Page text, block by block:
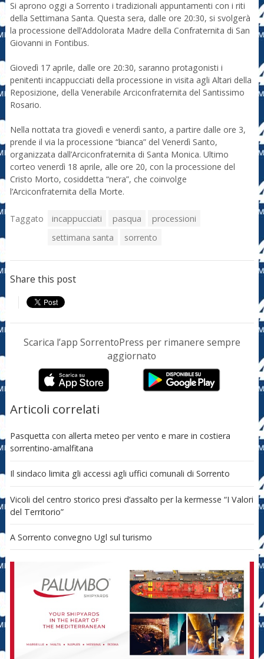
Si aprono oggi a Sorrento i tradizionali appuntamenti con i riti
della Settimana Santa. Questa sera, dalle ore 20:30, si svolgerà
la processione dell’Addolorata Madre della Confraternita di San
Giovanni in Fontibus.
Giovedì 17 aprile, dalle ore 20:30, saranno protagonisti i
penitenti incappucciati della processione in visita agli Altari della
Reposizione, della Venerabile Arciconfraternita del Santissimo
Rosario.
Nella nottata tra giovedì e venerdì santo, a partire dalle ore 3,
prende il via la processione “bianca” del Venerdì Santo,
organizzata dall’Arciconfraternita di Santa Monica. Ultimo
corteo venerdì 18 aprile, alle ore 20, con la processione del
Cristo Morto, cosiddetta “nera”, che coinvolge
l’Arciconfraternita della Morte.
Taggato incappucciati pasqua
processioni
settimana santa
sorrento
Share this post
Scarica l’app SorrentoPress per rimanere sempre
aggiornato
Articoli correlati
Pasquetta con allerta meteo per vento e mare in costiera
sorrentino-amalfitana
Il sindaco limita gli accessi agli uffici comunali di Sorrento
Vicoli del centro storico presi d’assalto per la kermesse “I Valori
del Territorio”
A Sorrento convegno Ugl sul turismo